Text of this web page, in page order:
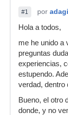
#1 por
Hola a todos,
me he unido a
preguntas
experiencias,
estupendo.
verdad, dentro
Bueno, el otro
donde, y no